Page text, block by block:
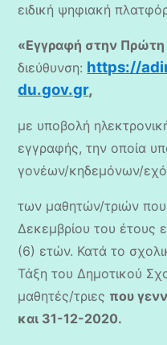
ειδική ψηφιακή
«Εγγραφή στην Πρώτη
διεύθυνση: https://
du.gov.gr,
με υποβολή
εγγραφής, την οποία
γονέων/κηδεμόνων/
των μαθητών/τριών
Δεκεμβρίου του έτους
(6) ετών. Κατά το
Τάξη του Δημοτικού
μαθητές/τριες που
και 31-12-2020.